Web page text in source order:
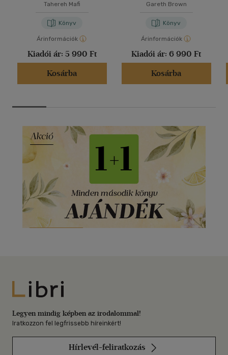
Tahereh Mafi
Könyv
Árinformációk
Kiadói ár: 5 990 Ft
Kosárba
Gareth Brown
Könyv
Árinformációk
Kiadói ár: 6 990 Ft
Kosárba
Libri
Legyen mindig képben az irodalommal!
Iratkozzon fel legfrissebb híreinkért!
Hírlevél-feliratkozás